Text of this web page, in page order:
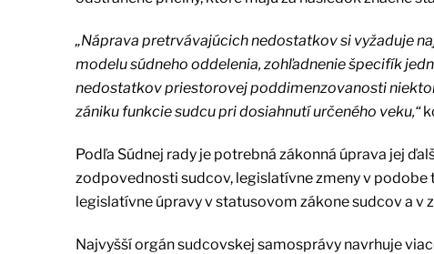
„Náprava pretrvávajúcich nedostatkov si vyžaduje
modelu súdneho oddelenia, zohľadnenie špecifík
nedostatkov priestorovej poddimenzovanosti
zániku funkcie sudcu pri dosiahnutí určeného veku,“
Podľa Súdnej rady je potrebná zákonná úprava jej
zodpovednosti sudcov, legislatívne zmeny v
legislatívne úpravy v statusovom zákone sudcov a v
Najvyšší orgán sudcovskej samosprávy navrhuje